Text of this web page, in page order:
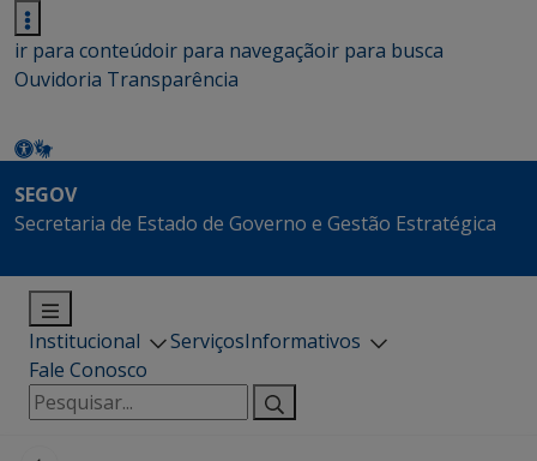
ir para conteúdoir para navegaçãoir para busca
Ouvidoria Transparência
SEGOV
Secretaria de Estado de Governo e Gestão Estratégica
Institucional ServiçosInformativos
Fale Conosco
Pesquisar
por: